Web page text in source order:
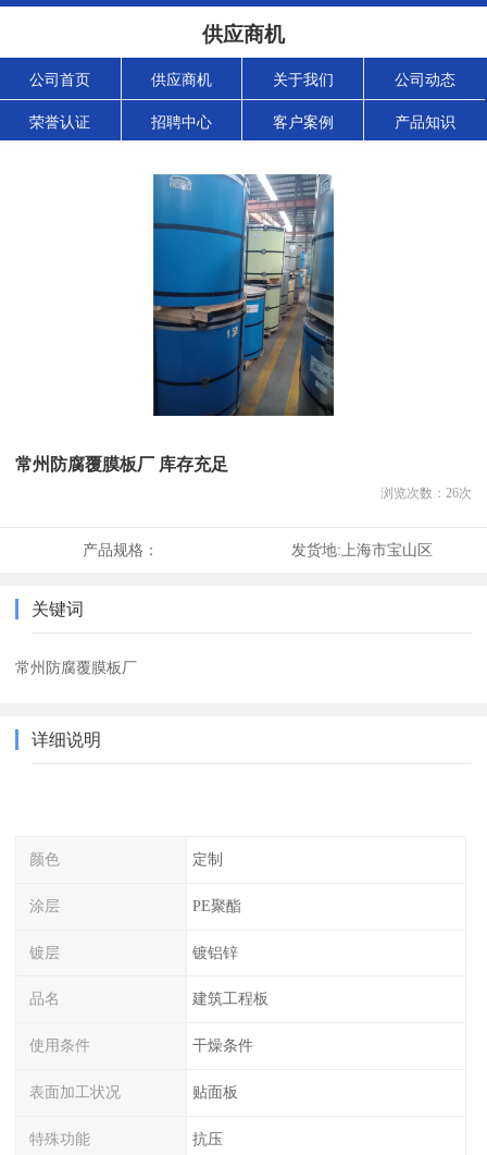
供应商机
公司首页 供应商机 关于我们 公司动态
荣誉认证 招聘中心 客户案例 产品知识
常州防腐覆膜板厂 库存充足
浏览次数： 26次
产品规格： 发货地: 上海市宝山区
关键词
常州防腐覆膜板厂
详细说明
颜色 定制
涂层 PE聚酯
镀层 镀铝锌
品名 建筑工程板
使用条件 干燥条件
表面加工状况 贴面板
特殊功能 抗压